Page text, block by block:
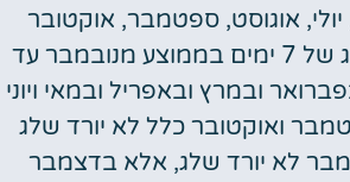
יולי, אוגוסט, ספטמבר, אוקטובר
ונובמבר, יורד שלג של 7 ימים בממוצע מנובמבר עד
ובמרץ ובאפריל ובמאי ויוני
ואוקטובר כלל לא יורד שלג
לא יורד שלג, אלא בדצמבר